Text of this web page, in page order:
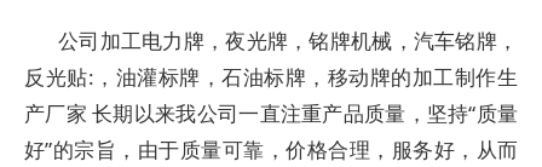
公司加工电力牌，夜光牌，铭牌机械，汽车铭牌，
反光贴:，油灌标牌，石油标牌，移动牌的加工制作生
产厂家 长期以来我公司一直注重产品质量，坚持“质量
好”的宗旨，由于质量可靠，价格合理，服务好，从而